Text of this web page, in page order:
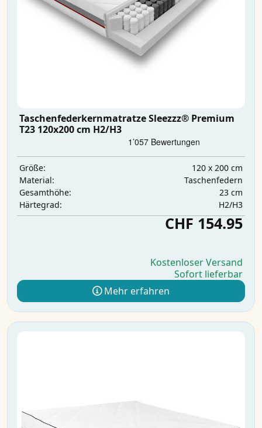
Taschenfederkernmatratze Sleezzz® Premium
T23 120x200 cm H2/H3
Größe:
120 x 200 cm
Material:
Taschenfedern
Gesamthöhe:
23 cm
Härtegrad:
H2/H3
CHF 154.95
Kostenloser Versand
Sofort lieferbar
Mehr erfahren